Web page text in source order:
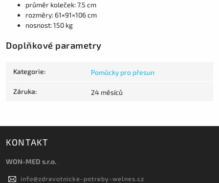
průměr koleček: 7.5 cm
rozměry: 61×91×106 cm
nosnost: 150 kg
Doplňkové parametry
Kategorie: Pomůcky pro přesun
Záruka: 24 měsíců
KONTAKT
WON-MED s.r.o.
info@zdravotnicke-potreby-welnes.cz